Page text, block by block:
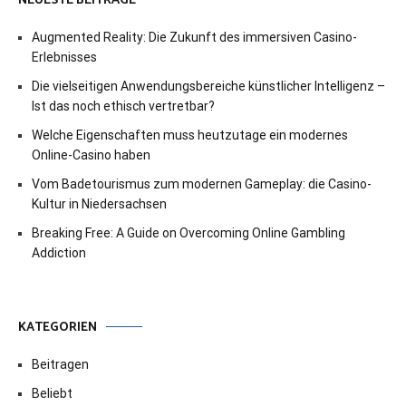
Augmented Reality: Die Zukunft des immersiven Casino-
Erlebnisses
Die vielseitigen Anwendungsbereiche künstlicher Intelligenz –
Ist das noch ethisch vertretbar?
Welche Eigenschaften muss heutzutage ein modernes
Online-Casino haben
Vom Badetourismus zum modernen Gameplay: die Casino-
Kultur in Niedersachsen
Breaking Free: A Guide on Overcoming Online Gambling
Addiction
KATEGORIEN
Beitragen
Beliebt